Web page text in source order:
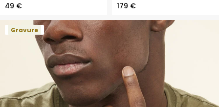
49 € 179 €
Gravure